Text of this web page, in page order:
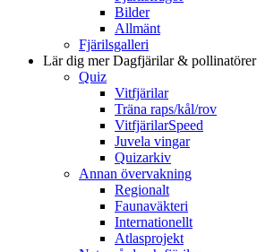
Bilder
Allmänt
Fjärilsgalleri
Lär dig merDagfjärilar & pollinatörer
Quiz
Vitfjärilar
Träna raps/kål/rov
VitfjärilarSpeed
Juvela vingar
Quizarkiv
Annan övervakning
Regionalt
Faunaväkteri
Internationellt
Atlasprojekt